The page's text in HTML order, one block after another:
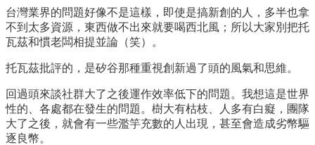
台灣業界的問題好像不是這樣，即使是搞新創的人，多半也拿
不到太多資源，東西做不出來就要喝西北風；所以大家別把托
瓦茲和慣老闆相提並論（笑）。
托瓦茲批評的，是矽谷那種重視創新過了頭的風氣和思維。
回過頭來談社群大了之後運作效率低下的問題。我想這是世界
性的、各處都在發生的問題。樹大有枯枝、人多有白癡，團隊
大了之後，就會有一些濫竽充數的人出現，甚至會造成劣幣驅
逐良幣。